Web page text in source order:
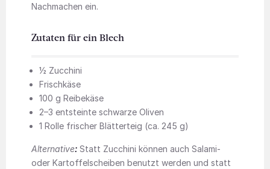
Nachmachen ein.
Zutaten für ein Blech
½ Zucchini
Frischkäse
100 g Reibekäse
2–3 entsteinte schwarze Oliven
1 Rolle frischer Blätterteig (ca. 245 g)
Alternative: Statt Zucchini können auch Salami-
oder Kartoffelscheiben benutzt werden und statt